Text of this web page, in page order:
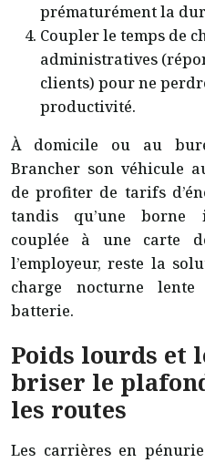
prématurément la
Coupler le temps de
administratives
clients) pour ne
productivité.
À domicile ou au
Brancher son véhicule
de profiter de tarifs
tandis qu’une borne
couplée à une carte
l’employeur, reste la
charge nocturne
batterie.
Poids lourds et
briser le
les routes
Les carrières en